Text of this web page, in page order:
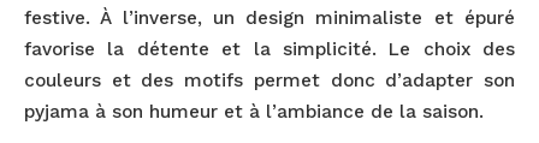
festive. À l’inverse, un design minimaliste et épuré
favorise la détente et la simplicité. Le choix des
couleurs et des motifs permet donc d’adapter son
pyjama à son humeur et à l’ambiance de la saison.